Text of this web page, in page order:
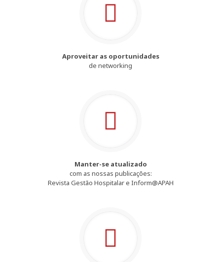
Aproveitar as oportunidades
de networking
Manter-se atualizado
com as nossas publicações:
Revista Gestão Hospitalar e Inform@APAH